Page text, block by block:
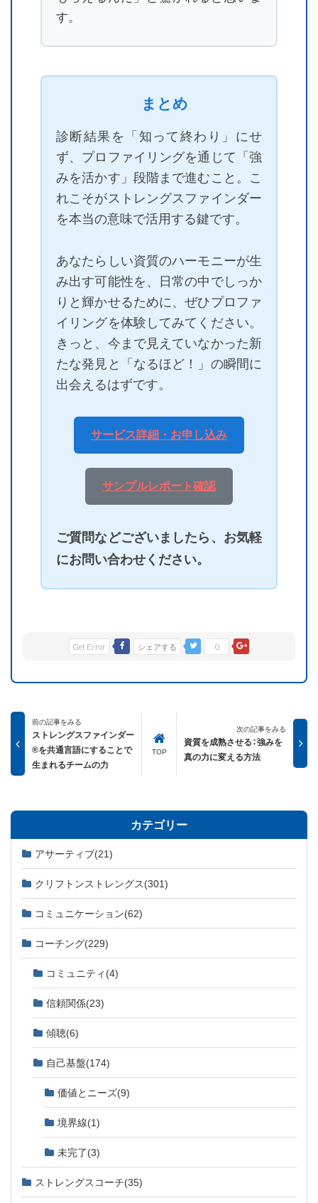
す。
まとめ
診断結果を「知って終わり」にせ
ず、プロファイリングを通じて「強
みを活かす」段階まで進むこと。こ
れこそがストレングスファインダー
を本当の意味で活用する鍵です。
あなたらしい資質のハーモニーが生
み出す可能性を、日常の中でしっか
りと輝かせるために、ぜひプロファ
イリングを体験してみてください。
きっと、今まで見えていなかった新
たな発見と「なるほど！」の瞬間に
出会えるはずです。
サービス詳細・お申し込み
サンプルレポート確認
ご質問などございましたら、お気軽
にお問い合わせください。
Get Error シェアする 0
前の記事をみる
ストレングスファインダー
®を共通言語にすることで
生まれるチームの力
TOP
次の記事をみる
資質を成熟させる：強みを
真の力に変える方法
カテゴリー
アサーティブ(21)
クリフトンストレングス(301)
コミュニケーション(62)
コーチング(229)
コミュニティ (4)
信頼関係(23)
傾聴(6)
自己基盤(174)
価値とニーズ(9)
境界線(1)
未完了(3)
ストレングスコーチ(35)